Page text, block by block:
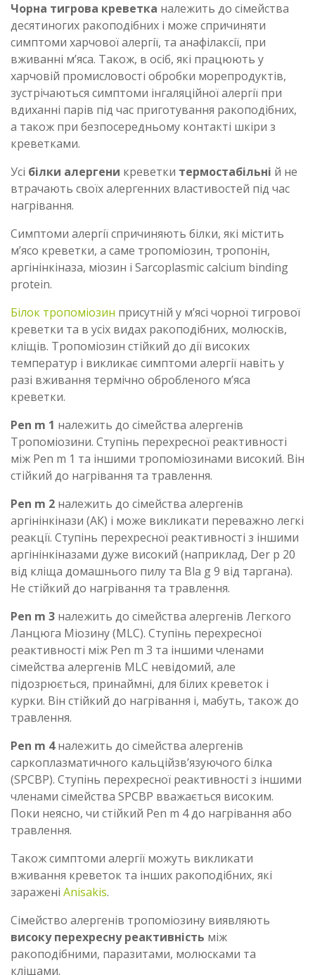
Чорна тигрова креветка належить до сімейства
десятиногих ракоподібних і може спричиняти
симптоми харчової алергії, та анафілаксії, при
вживанні м’яса. Також, в осіб, які працюють у
харчовій промисловості обробки морепродуктів,
зустрічаються симптоми інгаляційної алергії при
вдиханні парів під час приготування ракоподібних,
а також при безпосередньому контакті шкіри з
креветками.
Усі білки алергени креветки термостабільні й не
втрачають своїх алергенних властивостей під час
нагрівання.
Симптоми алергії спричиняють білки, які містить
м’ясо креветки, а саме тропоміозин, тропонін,
аргінінкіназа, міозин і Sarcoplasmic calcium binding
protein.
Білок тропоміозин присутній у м’ясі чорної тигрової
креветки та в усіх видах ракоподібних, молюсків,
кліщів. Тропоміозин стійкий до дії високих
температур і викликає симптоми алергії навіть у
разі вживання термічно обробленого м’яса
креветки.
Pen m 1 належить до сімейства алергенів
Тропоміозини. Ступінь перехресної реактивності
між Pen m 1 та іншими тропоміозинами високий. Він
стійкий до нагрівання та травлення.
Pen m 2 належить до сімейства алергенів
аргінінкінази (АК) і може викликати переважно легкі
реакції. Ступінь перехресної реактивності з іншими
аргінінкіназами дуже високий (наприклад, Der p 20
від кліща домашнього пилу та Bla g 9 від таргана).
Не стійкий до нагрівання та травлення.
Pen m 3 належить до сімейства алергенів Легкого
Ланцюга Міозину (MLC). Ступінь перехресної
реактивності між Pen m 3 та іншими членами
сімейства алергенів MLC невідомий, але
підозрюється, принаймні, для білих креветок і
курки. Він стійкий до нагрівання і, мабуть, також до
травлення.
Pen m 4належить до сімейства алергенів
саркоплазматичного кальційзв’язуючого білка
(SPCBP). Ступінь перехресної реактивності з іншими
членами сімейства SPCBP вважається високим.
Поки неясно, чи стійкий Pen m 4 до нагрівання або
травлення.
Також симптоми алергії можуть викликати
вживання креветок та інших ракоподібних, які
заражені Anisakis.
Сімейство алергенів тропоміозину виявляють
високу перехресну реактивність між
ракоподібними, паразитами, молюсками та
кліщами.